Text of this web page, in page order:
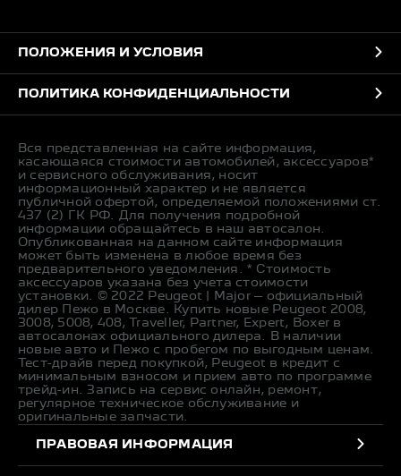
ПОЛОЖЕНИЯ И УСЛОВИЯ
ПОЛИТИКА КОНФИДЕНЦИАЛЬНОСТИ
Вся представленная на сайте информация,
касающаяся стоимости автомобилей, аксессуаров*
и сервисного обслуживания, носит
информационный характер и не является
публичной офертой, определяемой положениями ст.
437 (2) ГК РФ. Для получения подробной
информации обращайтесь в наш автосалон.
Опубликованная на данном сайте информация
может быть изменена в любое время без
предварительного уведомления. * Стоимость
аксессуаров указана без учета стоимости
установки. © 2022 Peugeot | Major – официальный
дилер Пежо в Москве. Купить новые Peugeot 2008,
3008, 5008, 408, Traveller, Partner, Expert, Boxer в
автосалонах официального дилера. В наличии
новые авто и Пежо с пробегом по выгодным ценам.
Тест-драйв перед покупкой, Peugeot в кредит с
минимальным взносом и прием авто по программе
трейд-ин. Запись на сервис онлайн, ремонт,
регулярное техническое обслуживание и
оригинальные запчасти.
ПРАВОВАЯ ИНФОРМАЦИЯ